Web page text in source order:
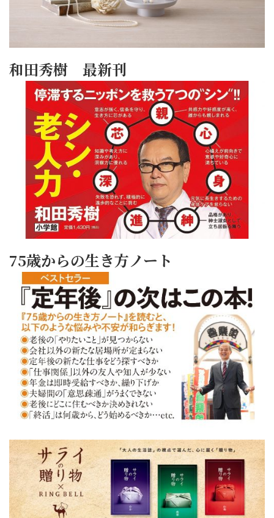
和田秀樹 最新刊
75歳からの生き方ノート